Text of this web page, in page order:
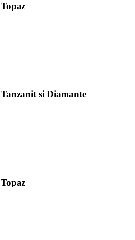
si Diamante